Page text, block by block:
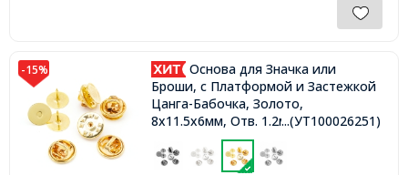
-15%
Основа для Значка или
Броши, с Платформой и Застежкой
Цанга-Бабочка, Золото,
8х11.5х6мм, Отв. 1.2мм, Пин 1мм
...(УТ100026251)